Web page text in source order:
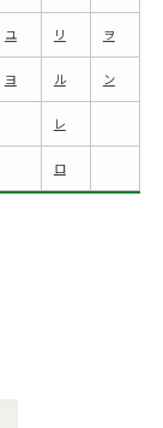
ユ リ ヲ
ヨ ル ン
レ
ロ